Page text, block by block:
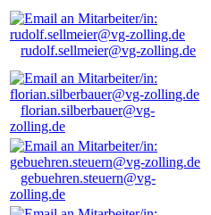
rudolf.sellmeier@vg-zolling.de
florian.silberbauer@vg-
zolling.de
gebuehren.steuern@vg-
zolling.de